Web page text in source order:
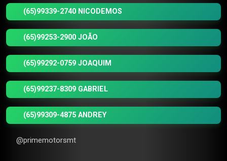
(65)99339-2740 NICODEMOS
(65)99253-2900 JOÃO
(65)99292-0759 JOAQUIM
(65)99237-8309 GABRIEL
(65)99309-4875 ANDREY
@primemotorsmt